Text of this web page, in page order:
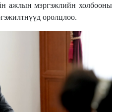
ажлын мэргэжлийн холбооны
оролцлоо.